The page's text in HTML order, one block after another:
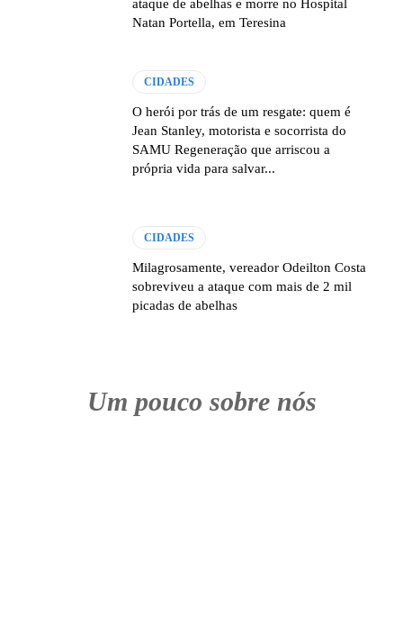
ataque de abelhas e morre no Hospital
Natan Portella, em Teresina
CIDADES
O herói por trás de um resgate: quem é
Jean Stanley, motorista e socorrista do
SAMU Regeneração que arriscou a
própria vida para salvar...
CIDADES
Milagrosamente, vereador Odeilton Costa
sobreviveu a ataque com mais de 2 mil
picadas de abelhas
Um pouco sobre nós